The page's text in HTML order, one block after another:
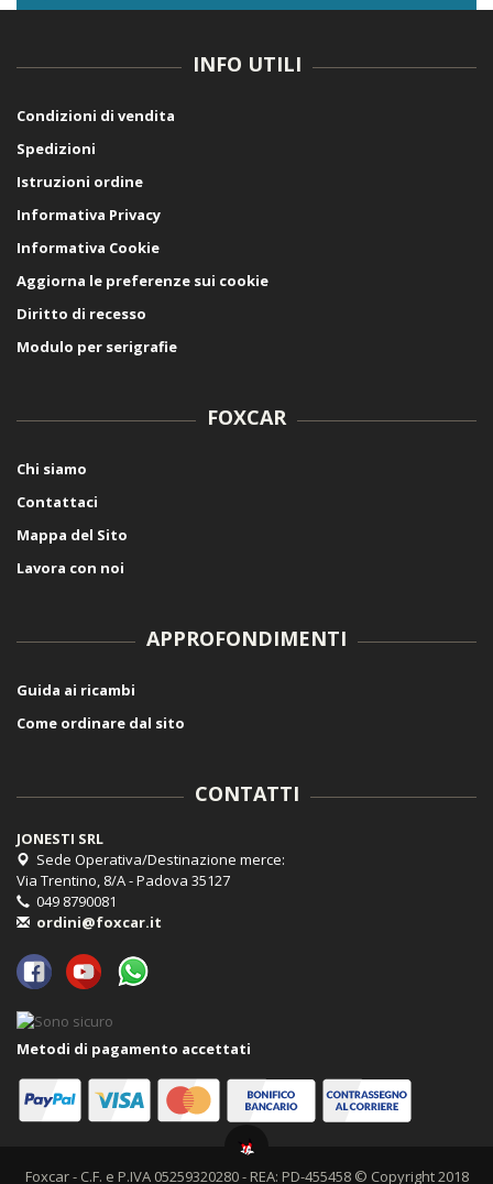
INFO UTILI
Condizioni di vendita
Spedizioni
Istruzioni ordine
Informativa Privacy
Informativa Cookie
Aggiorna le preferenze sui cookie
Diritto di recesso
Modulo per serigrafie
FOXCAR
Chi siamo
Contattaci
Mappa del Sito
Lavora con noi
APPROFONDIMENTI
Guida ai ricambi
Come ordinare dal sito
CONTATTI
JONESTI SRL
Sede Operativa/Destinazione merce:
Via Trentino, 8/A - Padova 35127
049 8790081
ordini@foxcar.it
Metodi di pagamento accettati
Foxcar - C.F. e P.IVA 05259320280 - REA: PD-455458 © Copyright 2018